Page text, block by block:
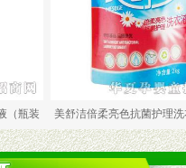
美舒洁倍柔亮色抗菌护理洗衣液（袋